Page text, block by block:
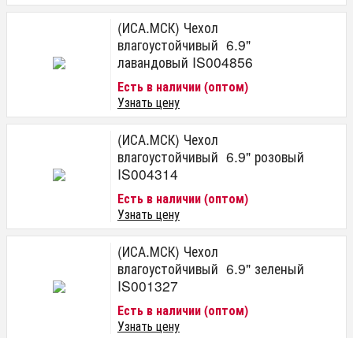
(ИСА.МСК) Чехол
влагоустойчивый 6.9"
лавандовый IS004856
Есть в наличии (оптом)
Узнать цену
(ИСА.МСК) Чехол
влагоустойчивый 6.9" розовый
IS004314
Есть в наличии (оптом)
Узнать цену
(ИСА.МСК) Чехол
влагоустойчивый 6.9" зеленый
IS001327
Есть в наличии (оптом)
Узнать цену